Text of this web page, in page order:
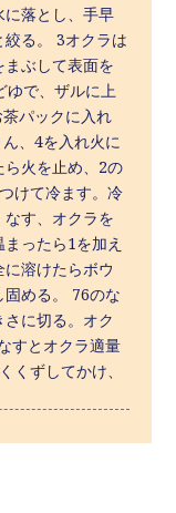
に落とし、手早
る。 3オクラは
ぶして表面を
ゆで、ザルに上
パックに入れ
、4を入れ火に
火を止め、2の
けて冷ます。冷
す、オクラを
ったら1を加え
溶けたらボウ
める。 76のな
に切る。オク
すとオクラ適量
くずしてかけ、